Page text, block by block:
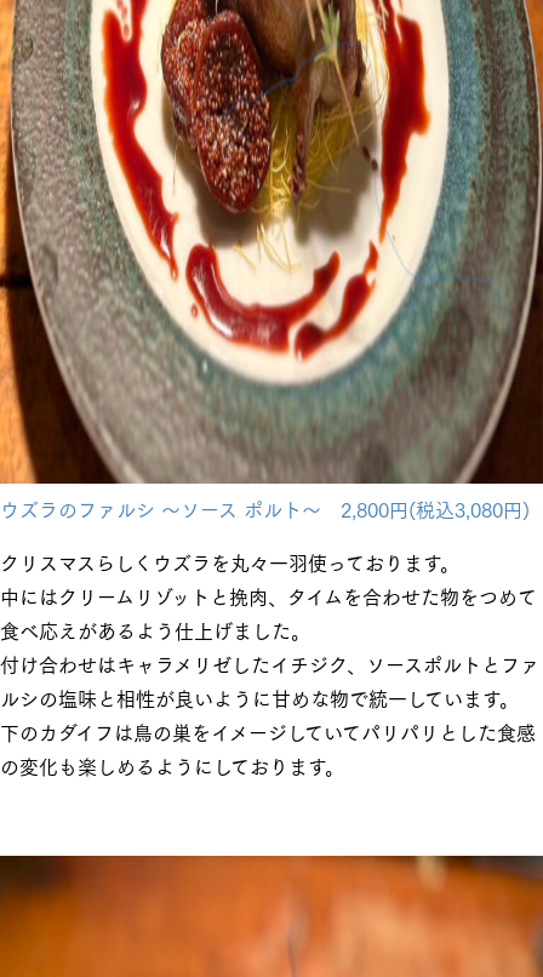
ウズラのファルシ ～ソース ポルト～ 2,800円(税込3,080円)
クリスマスらしくウズラを丸々一羽使っております。
中にはクリームリゾットと挽肉、タイムを合わせた物をつめて
食べ応えがあるよう仕上げました。
付け合わせはキャラメリゼしたイチジク、ソースポルトとファ
ルシの塩味と相性が良いように甘めな物で統一しています。
下のカダイフは鳥の巣をイメージしていてパリパリとした食感
の変化も楽しめるようにしております。